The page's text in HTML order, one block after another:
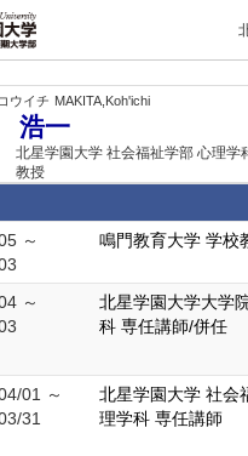
ウイチ MAKITA,Koh'ichi
浩一
北星学園大学 社会福祉学部 心理学
教授
～
鳴門教育大学 学校
～
北星学園大学大学
科 専任講師/併任
01 ～
31
北星学園大学 社会
理学科 専任講師